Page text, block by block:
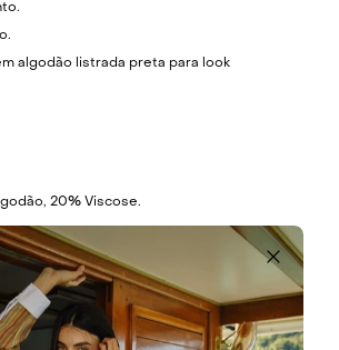
algodão listrada preta para look
20% Viscose.
78cm - Comprimento: 52 cm.
82cm - Comprimento: 54cm.
86cm - Comprimento: 56cm.